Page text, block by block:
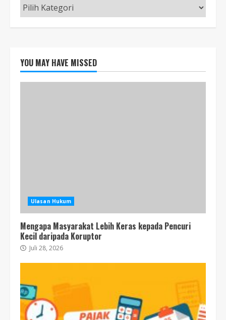
Kategori
YOU MAY HAVE MISSED
Ulasan Hukum
Mengapa Masyarakat Lebih Keras kepada Pencuri
Kecil daripada Koruptor
Juli 28, 2026